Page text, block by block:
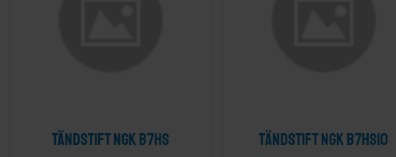
Tändstift NGK B7HS Tändstift NGK B7HS10